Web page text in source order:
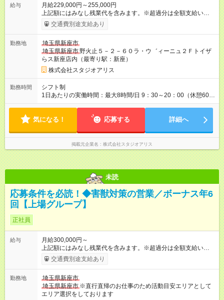
給与
月給229,000円～255,000円
上記額にはみなし残業代を含みます。※超過分は全額支給いたし
ます。 みなし残業代 30,000円／月 みなし残業時間 18時
間 ～ 20時間／月 ★待遇条件の詳細については、面接でご相談く
場合は、 ・引っ越し費用や住居費用を会社がサポート！ ・地域
外手当月額2万円支給（上限3年） 【試用期間】試用期間あり 試
用期間の長さ：3ヶ月 ※ 雇用形態と給与に、本採用時と異なる部
分があります。 雇用形態：本採用時と同じです。 給与：月
給 196,000円 ～ 200,000円 残業代は別途全額支給いたします。
交通費別途支給あり
勤務地
埼玉県新座市
埼玉県新座市野火止５－２－６０ラ・ウ゛ィーニュ２Ｆトイザ
らス新座店内（最寄り駅：新座）
株式会社スタジオアリス
勤務時間
シフト制
1日あたりの実働時間：最大8時間/日 9：30～20：00（休憩60
分）実働8時間 ※配属店舗により若干異なります ※勤務時間はシ
時間／週） ※残業は月11時間程度です
気になる！ 応募する 詳細へ
掲載元企業名 株式会社スタジオアリス
未読
応募条件を必読！◆害獣対策の営業／ボーナス年6
回【上場グループ】
正社員
給与
月給300,000円～
上記額にはみなし残業代を含みます。※超過分は全額支給いたし
ます。 みなし残業代 73,808円／月 みなし残業時間 45時間／月
年5回のボーナスあり！ ◆2種類のボーナスがあります（ボーナ
末（年1回）：ボーナスB ◆ボーナスは年で合計「年5回」お渡
し。ボーナスなしはありません。 └ボーナス合計で約100～250
万/年程度になります。 └ボーナス合計が80万を切る等というこ
交通費別途支給あり
勤務地
埼玉県新座市
埼玉県新座市 ※直行直帰のお仕事のため活動目安エリアとして
エリア選択をしております